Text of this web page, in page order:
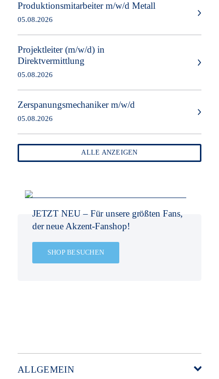
Produktionsmitarbeiter m/w/d Metall
05.08.2026
Projektleiter(m/w/d)in
Direktvermittlung
05.08.2026
Zerspanungsmechaniker m/w/d
05.08.2026
ALLE ANZEIGEN
JETZT NEU – Für unsere größten Fans,
der neue Akzent-Fanshop!
SHOP BESUCHEN
ALLGEMEIN